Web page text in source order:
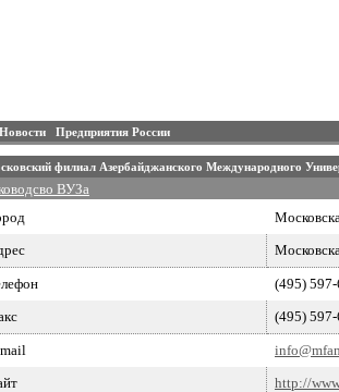
Новости Предприятия России
филиал Азербайджанского Международного
ВУЗа
(495)
(495)
http://